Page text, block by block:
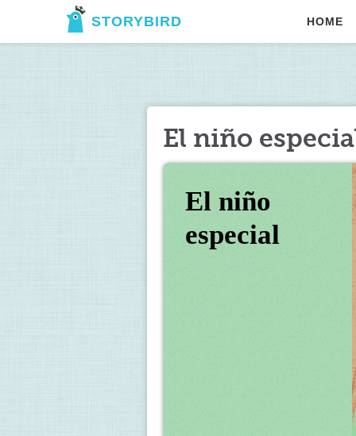
STORYBIRD HOME
El niño
El niño
especial